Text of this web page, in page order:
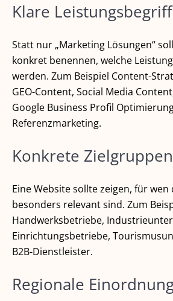
Klare
Statt nur „Marketing Lösungen“
konkret benennen, welche
werden. Zum Beispiel Content-
GEO-Content, Social Media
Google Business Profil
Referenzmarketing.
Konkrete Zielgruppen
Eine Website sollte zeigen, für wen
besonders relevant sind. Zum
Handwerksbetriebe,
Einrichtungsbetriebe,
B2B-Dienstleister.
Regionale